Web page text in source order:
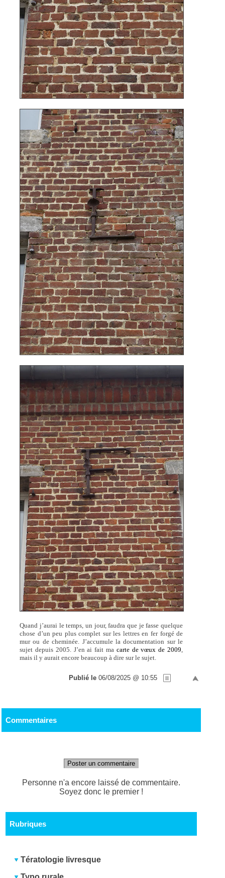
Quand j’aurai le temps, un jour, faudra que je fasse quelque
chose d’un peu plus complet sur les lettres en fer forgé de
mur ou de cheminée. J’accumule la documentation sur le
sujet depuis 2005. J’en ai fait ma carte de vœux de 2009
mais il y aurait encore beaucoup à dire sur le sujet.
Publié le 06/08/2025 @ 10:55
Commentaires
Poster un commentaire
Personne n'a encore laissé de commentaire.
Soyez donc le premier !
Rubriques
Tératologie livresque